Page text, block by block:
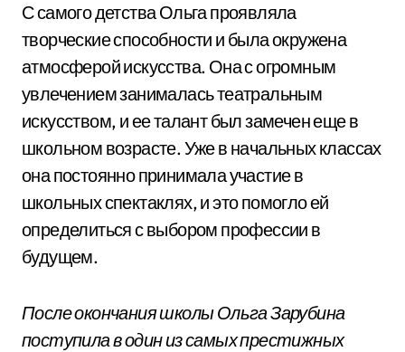
С самого детства Ольга проявляла
творческие способности и была окружена
атмосферой искусства. Она с огромным
увлечением занималась театральным
искусством, и ее талант был замечен еще в
школьном возрасте. Уже в начальных классах
она постоянно принимала участие в
школьных спектаклях, и это помогло ей
определиться с выбором профессии в
будущем.
После окончания школы Ольга Зарубина
поступила в один из самых престижных